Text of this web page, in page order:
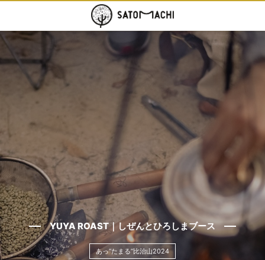
YUYA ROAST｜しぜんとひろしまブース
あっ“たまる”比治山2024